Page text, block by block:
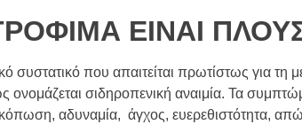
ΕΙΝΑΙ
συστατικό που απαιτείται πρωτίστως για
σιδηροπενική αναιμία. Τα
αδυναμία, άγχος, ευερεθιστότητα,